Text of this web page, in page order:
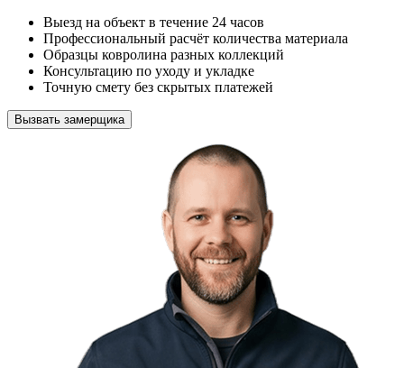
Выезд на объект в течение 24 часов
Профессиональный расчёт количества материала
Образцы ковролина разных коллекций
Консультацию по уходу и укладке
Точную смету без скрытых платежей
Вызвать замерщика